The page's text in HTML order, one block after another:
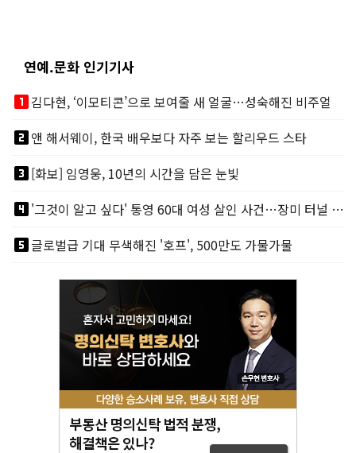
연예.문화 인기기사
looks_one김다현, ‘이모티콘’으로 보여줄 새 얼굴…성숙해진 비주얼
looks_two앤 해서웨이, 한국 배우보다 자주 보는 할리우드 스타
looks_3[화보] 임영웅, 10년의 시간을 담은 눈빛
looks_4
'그것이 알고 싶다' 통영 60대 여성 살인 사건…장미 터널 아래 킬러, 누구냐 넌?
looks_5글로벌급 기대 무색해진 '호프', 500만도 가물가물